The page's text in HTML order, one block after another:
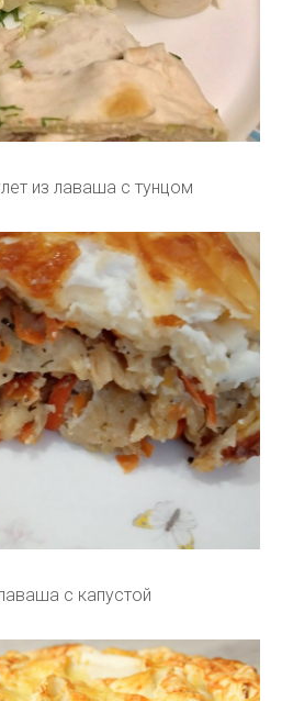
из лаваша с тунцом
с капустой